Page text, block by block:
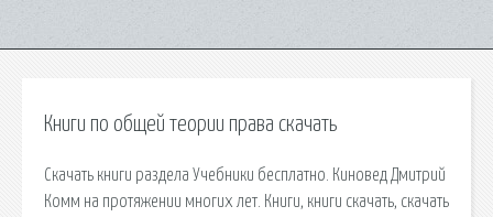
Книги по общей теории права скачать
Скачать книги раздела Учебники бесплатно. Киновед Дмитрий
Комм на протяжении многих лет. Книги, книги скачать, скачать